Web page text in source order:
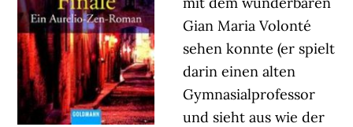
Gian Maria Volonté
sehen konnte (er spielt
darin einen alten
Gymnasialprofessor
und sieht aus wie der